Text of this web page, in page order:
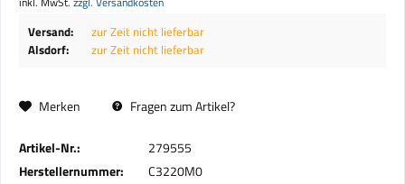
Versand:
zur Zeit nicht lieferbar
Alsdorf:
zur Zeit nicht lieferbar
Merken Fragen zum Artikel?
Artikel-Nr.:
279555
Herstellernummer:
C3220M0